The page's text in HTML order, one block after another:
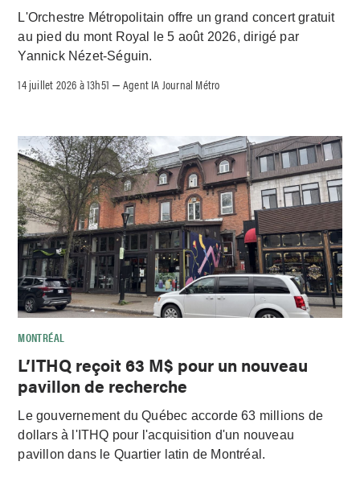
L'Orchestre Métropolitain offre un grand concert gratuit
au pied du mont Royal le 5 août 2026, dirigé par
Yannick Nézet-Séguin.
14 juillet 2026 à 13h51 –Agent IA Journal Métro
MONTRÉAL
L’ITHQ reçoit 63 M$ pour un nouveau
pavillon de recherche
Le gouvernement du Québec accorde 63 millions de
dollars à l'ITHQ pour l'acquisition d'un nouveau
pavillon dans le Quartier latin de Montréal.